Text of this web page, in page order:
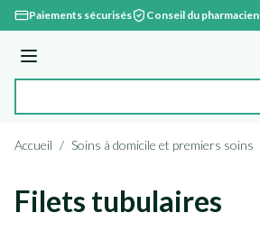
Aller au contenu
Paiements sécurisés Conseil du pharmacien
Menu
Accueil / Soins à domicile et premiers soins
Filets tubulaires